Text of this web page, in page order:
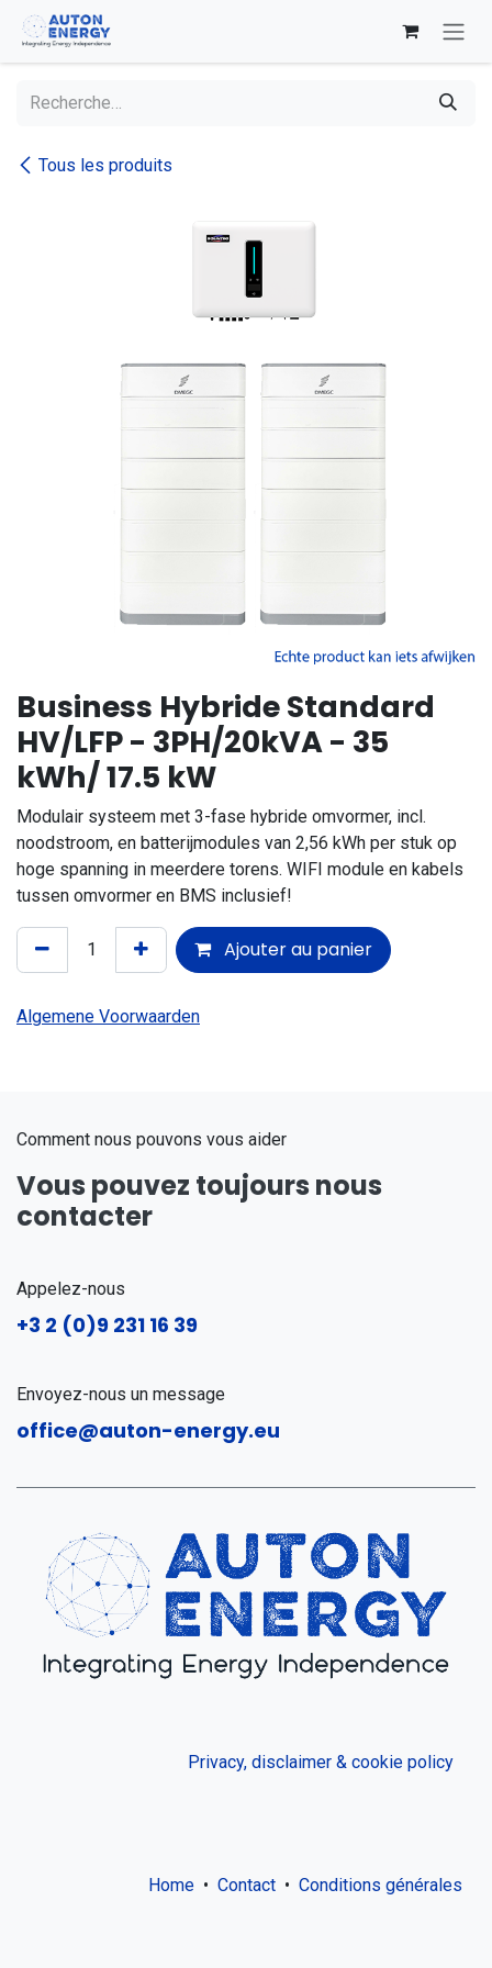
Se rendre au contenu
Tous les produits
Business Hybride Standard
HV/LFP - 3PH/20kVA - 35
kWh/ 17.5 kW
Modulair systeem met 3-fase hybride omvormer, incl.
noodstroom, en batterijmodules van 2,56 kWh per stuk op
hoge spanning in meerdere torens. WIFI module en kabels
tussen omvormer en BMS inclusief!
Ajouter au panier
Algemene Voorwaarden
Comment nous pouvons vous aider
Vous pouvez toujours nous
contacter
Appelez-nous
+3 2 (0)9 231 16 39
Envoyez-nous un message
office@auton-energy.eu
Privacy, disclaimer & cookie policy
Home • Contact • Conditions générales